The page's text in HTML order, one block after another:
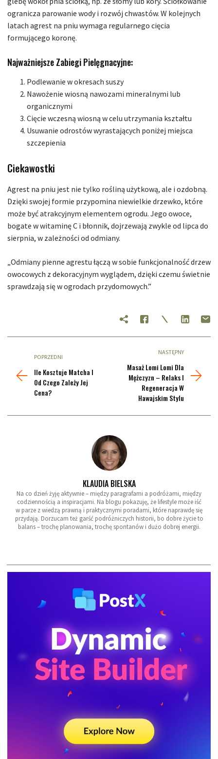
ogranicza parowanie wody i rozwój chwastów. W kolejnych
latach agrest na pniu wymaga regularnego cięcia
formującego koronę.
Najważniejsze Zabiegi Pielęgnacyjne:
Podlewanie w okresach suszy
Nawożenie wiosną nawozami mineralnymi lub
organicznymi
Cięcie wczesną wiosną w celu utrzymania kształtu
Usuwanie odrostów wyrastających poniżej miejsca
szczepienia
Ciekawostki
Agrest na pniu jest nie tylko rośliną użytkową, ale i ozdobną.
Dzięki swojej formie przypomina niewielkie drzewko, które
może być atrakcyjnym elementem ogrodu. Jego owoce,
bogate w witaminę C i błonnik, dojrzewają zwykle od lipca do
sierpnia, w zależności od odmiany.
„Odmiany pienne agrestu łączą w sobie funkcjonalność drzew
owocowych z dekoracyjnym wyglądem, dzięki czemu świetnie
sprawdzają się w ogrodach przydomowych.”
POPRZEDNI
Ile Kosztuje Matcha I
Od Czego Zależy Jej
Cena?
NASTĘPNY
Masaż Lomi Lomi Dla
Mężczyzn – Relaks I
Regeneracja W
Hawajskim Stylu
KLAUDIA BIELSKA
Na co dzień żyję aktywnie – między paragrafami a podróżami, między
codziennością a inspiracjami. Na blogu pokazuję, że lifestyle może iść
w parze z wiedzą prawną i praktycznymi poradami, które naprawdę się
przydają. Dorzucam też garść podróżniczych historii, bo dobre życie to
balans – trochę planowania, trochę spontanów i dużo dobrej energii.